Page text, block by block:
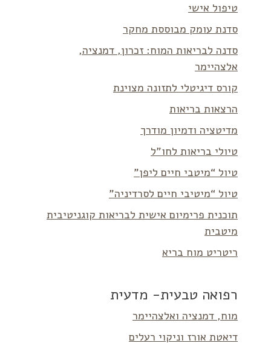
טיפול אישי
סדנת עומק מבוססת מחקר
סדנה לבריאות המוח: זכרון, דמנציה,
אלצהיימר
קורס דיגיטלי לתזונה מצוינת
הרצאות בריאות
מדיטציה ודמיון מודרך
טיולי בריאות לחו”ל
טיול “מיטבי חיים ליפן”
טיול “מיטיבי חיים לסרדיניה”
תוכנית פרימיום אישית לבריאות קוגניטיבית
מיטבית
ריטריט מוח בריא
רפואה טבעית- מדעית
מוח, דמנציה ואלצהיימר
דיאטת אורז וניקוי רעלים